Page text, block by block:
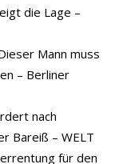
die Lage –
Mann muss
– Berliner
nach
Bareiß – WELT
für den